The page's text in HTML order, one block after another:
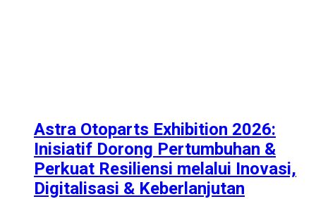
Astra Otoparts Exhibition 2026:
Inisiatif Dorong Pertumbuhan &
Perkuat Resiliensi melalui Inovasi,
Digitalisasi & Keberlanjutan